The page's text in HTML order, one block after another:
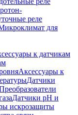
реле
для
к датчикам
Аксессуары к
Датчики
Датчики pH и
искрозащиты